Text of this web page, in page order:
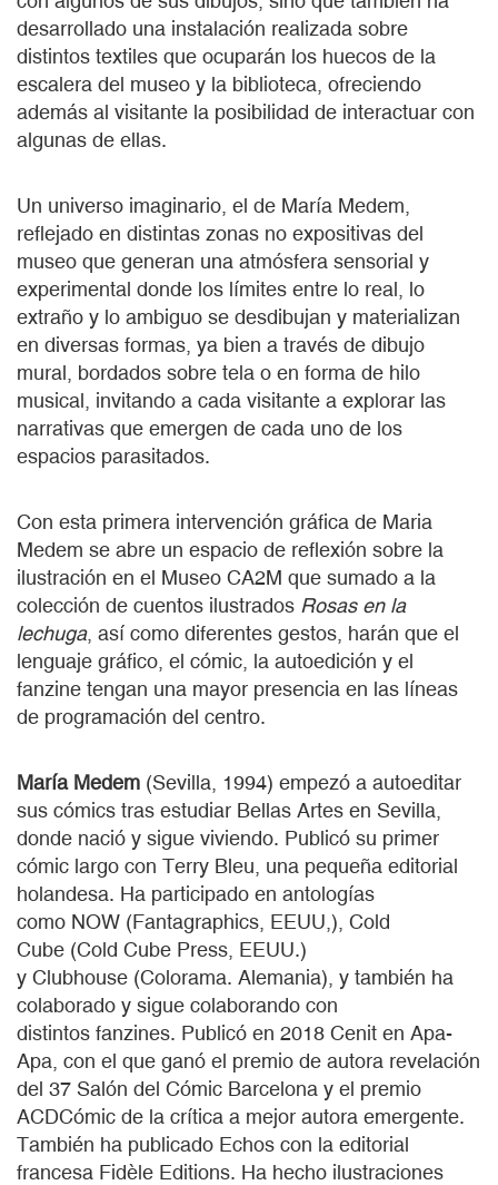
desarrollado una instalación realizada sobre
distintos textiles que ocuparán los huecos de la
escalera del museo y la biblioteca, ofreciendo
además al visitante la posibilidad de interactuar con
algunas de ellas.
Un universo imaginario, el de María Medem,
reflejado en distintas zonas no expositivas del
museo que generan una atmósfera sensorial y
experimental donde los límites entre lo real, lo
extraño y lo ambiguo se desdibujan y materializan
en diversas formas, ya bien a través de dibujo
mural, bordados sobre tela o en forma de hilo
musical, invitando a cada visitante a explorar las
narrativas que emergen de cada uno de los
espacios parasitados.
Con esta primera intervención gráfica de Maria
Medem se abre un espacio de reflexión sobre la
ilustración en el Museo CA2M que sumado a la
colección de cuentos ilustrados Rosas en la
lechuga, así como diferentes gestos, harán que el
lenguaje gráfico, el cómic, la autoedición y el
fanzine tengan una mayor presencia en las líneas
de programación del centro.
María Medem (Sevilla, 1994) empezó a autoeditar
sus cómics tras estudiar Bellas Artes en Sevilla,
donde nació y sigue viviendo. Publicó su primer
cómic largo con Terry Bleu, una pequeña editorial
holandesa. Ha participado en antologías
como NOW (Fantagraphics, EEUU,), Cold
Cube (Cold Cube Press, EEUU.)
y Clubhouse (Colorama. Alemania), y también ha
colaborado y sigue colaborando con
distintos fanzines. Publicó en 2018 Cenit en Apa-
Apa, con el que ganó el premio de autora revelación
del 37 Salón del Cómic Barcelona y el premio
ACDCómic de la crítica a mejor autora emergente.
También ha publicado Echos con la editorial
francesa Fidèle Editions. Ha hecho ilustraciones